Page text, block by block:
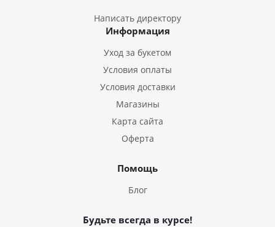
Букеты из Гладиолусов
Букеты из Тюльпанов
Написать директору
Информация
Уход за букетом
Условия оплаты
Условия доставки
Магазины
Карта сайта
Оферта
Помощь
Блог
Будьте всегда в курсе!